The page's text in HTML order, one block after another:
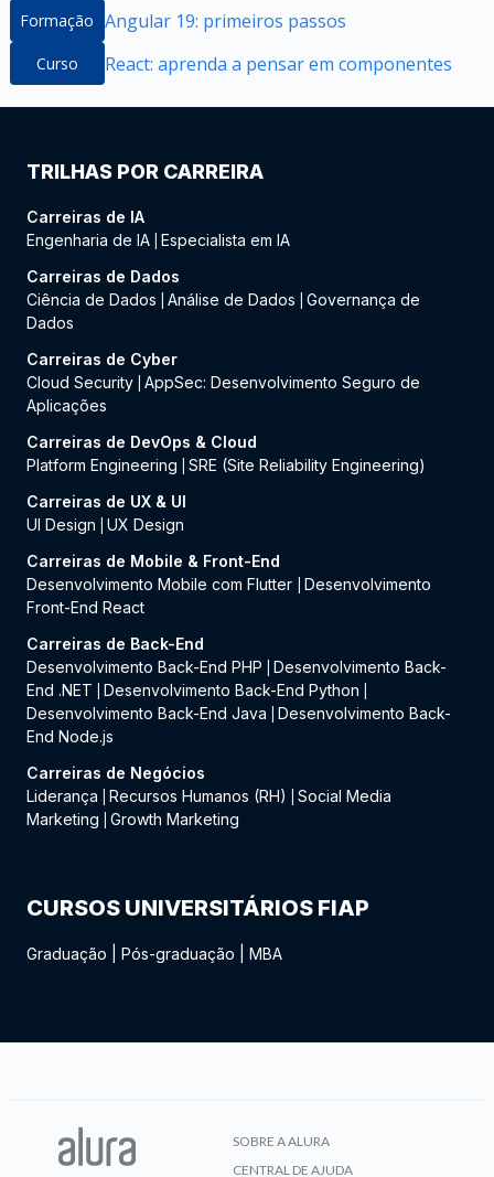
Formação Angular 19: primeiros passos
Curso React: aprenda a pensar em componentes
TRILHAS POR CARREIRA
Carreiras de IA
Engenharia de IA Especialista em IA
Carreiras de Dados
Ciência de Dados
Análise de Dados
Governança de
Dados
Carreiras de Cyber
Cloud Security AppSec: Desenvolvimento Seguro de
Aplicações
Carreiras de DevOps & Cloud
Platform Engineering
SRE (Site Reliability Engineering)
Carreiras de UX & UI
UI Design
UX Design
Carreiras de Mobile & Front-End
Desenvolvimento Mobile com Flutter
Desenvolvimento
Front-End React
Carreiras de Back-End
Desenvolvimento Back-End PHP
Desenvolvimento Back-
End .NET
Desenvolvimento Back-End Python
Desenvolvimento Back-End Java
Desenvolvimento Back-
End Node.js
Carreiras de Negócios
Liderança
Recursos Humanos (RH)
Social Media
Marketing
Growth Marketing
CURSOS UNIVERSITÁRIOS FIAP
Graduação Pós-graduação MBA
SOBRE A ALURA
CENTRAL DE AJUDA